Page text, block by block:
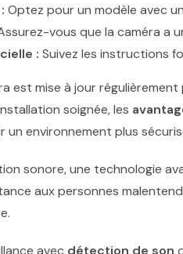
Optez pour un modèle avec
vous que la caméra a
: Suivez les instructions
est mise à jour
soignée, les
environnement plus
avec détection de son